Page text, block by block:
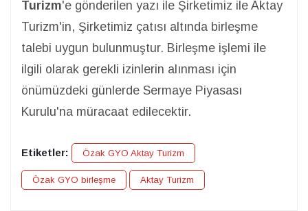
Turizm'e gönderilen yazı ile Şirketimiz ile Aktay
Turizm'in, Şirketimiz çatısı altında birleşme
talebi uygun bulunmuştur. Birleşme işlemi ile
ilgili olarak gerekli izinlerin alınması için
önümüzdeki günlerde Sermaye Piyasası
Kurulu'na müracaat edilecektir.
Etiketler: Özak GYO Aktay Turizm
Özak GYO birleşme Aktay Turizm